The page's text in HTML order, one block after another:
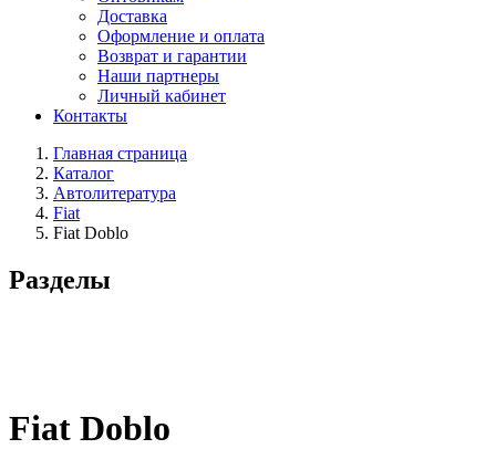
Доставка
Оформление и оплата
Возврат и гарантии
Наши партнеры
Личный кабинет
Контакты
Главная страница
Каталог
Автолитература
Fiat
Fiat Doblo
Разделы
Fiat Doblo